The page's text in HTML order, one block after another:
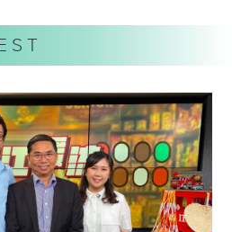
玲、鄧添樂、黎茜姸